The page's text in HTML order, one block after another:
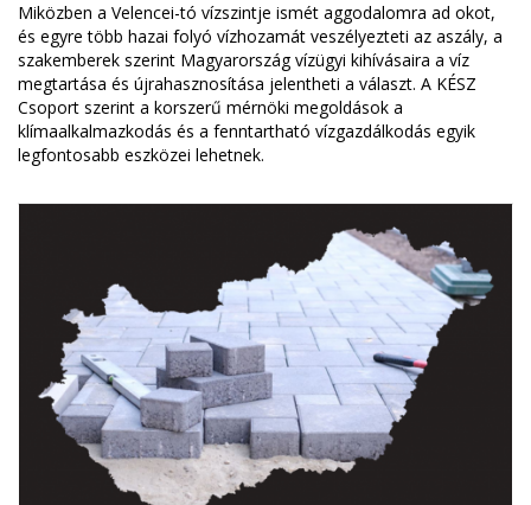
Miközben a Velencei-tó vízszintje ismét aggodalomra ad okot,
és egyre több hazai folyó vízhozamát veszélyezteti az aszály, a
szakemberek szerint Magyarország vízügyi kihívásaira a víz
megtartása és újrahasznosítása jelentheti a választ. A KÉSZ
Csoport szerint a korszerű mérnöki megoldások a
klímaalkalmazkodás és a fenntartható vízgazdálkodás egyik
legfontosabb eszközei lehetnek.